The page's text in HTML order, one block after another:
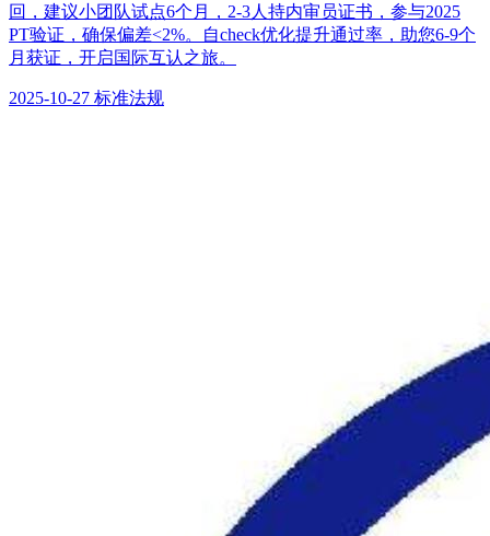
回，建议小团队试点6个月，2-3人持内审员证书，参与2025
PT验证，确保偏差<2%。自check优化提升通过率，助您6-9个
月获证，开启国际互认之旅。
2025-10-27 标准法规